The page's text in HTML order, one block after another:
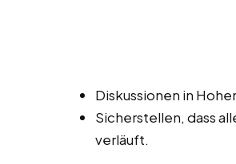
Diskussionen in
Sicherstellen, dass
verläuft.